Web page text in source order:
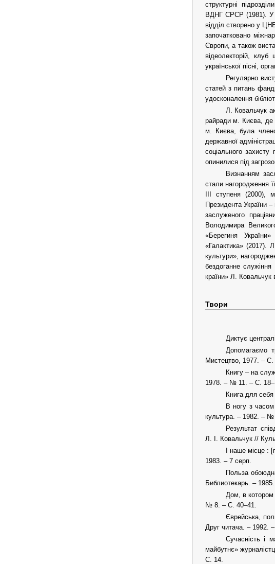
структурні
ВДНГ СРСР (1981). У
відділ створено у
започатковано
Європи, а також
відеолекторій,
української пісні,
Регулярно
статей з питань
удосконалення
Л. Ковальчук
райради м. Києва, де
м. Києва, була
державної
соціального захисту
опинилися під
Визнанням
стали нагородження
ІІІ ступеня
Президента України
заслуженого
Володимира
«Берегиня
«Галактика» (2017).
культури»,
бездоганне служіння
країни» Л. Ковальчук
Твори
Диктує
Допомагаємо
Мистецтво, 1977. – С.
Книгу – на
1978. – № 11. – С.
Книга для
В ногу з
культура. – 1982. –
Результат
Л. І. Ковальчук //
І наше місце
1983. – 7 серп.
Польза
Библиотекарь. –
Дом, в котором
№ 8. – С. 40–41.
Єврейська,
Друг читача. – 1992.
Сучасність і
майбутнє»
С. 14.